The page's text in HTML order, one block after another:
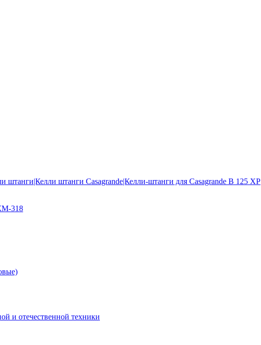
штанги|Келли штанги Casagrande|Келли-штанги для Casagrande B 125 XP
318
и отечественной техники